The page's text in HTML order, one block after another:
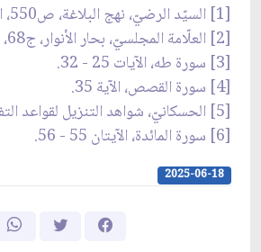
[1] السيّد الرضيّ، نهج البلاغة، ص550، الحكمة 422.
[2] العلّامة المجلسيّ، بحار الأنوار، ج68، ص182.
[3] سورة طه، الآيات 25 - 32.
[4] سورة القصص، الآية 35.
[5] الحسكانيّ، شواهد التنزيل لقواعد التفضيل، ج1، ص230.
[6] سورة المائدة، الآيتان 55 - 56.
2025-06-18